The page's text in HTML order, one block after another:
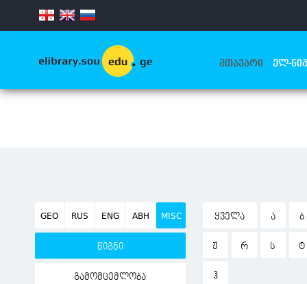
.
ᲛᲗᲐᲕᲐᲠᲘ ᲔᲚ-
GEO RUS ENG ABH MISC
წიგნი
გამომცემლობა
ᲧᲕᲔᲚᲐ Ა Ბ
Ჟ Რ Ს Ტ
Ჰ